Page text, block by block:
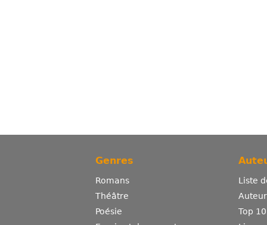
Genres
Romans
Théâtre
Poésie
Liste
Top